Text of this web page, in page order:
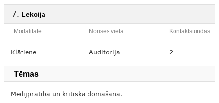
Lekcija
Modalitāte Norises vieta Kontaktstundas
Klātiene Auditorija 2
Tēmas
Medijpratība un kritiskā domāšana.